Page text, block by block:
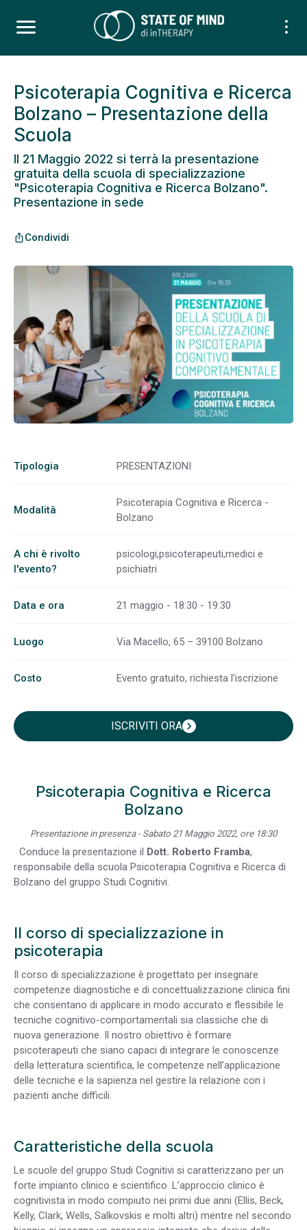
Psicoterapia Cognitiva e Ricerca
Bolzano – Presentazione della
Scuola
Il 21 Maggio 2022 si terrà la presentazione
gratuita della scuola di specializzazione
"Psicoterapia Cognitiva e Ricerca Bolzano".
Presentazione in sede
ios_shareCondividi
Tipologia PRESENTAZIONI
Modalità
Psicoterapia Cognitiva e Ricerca -
Bolzano
A chi è rivolto
l'evento?
psicologi,psicoterapeuti,medici e
psichiatri
Data e ora 21 maggio - 18:30 - 19:30
Luogo Via Macello, 65 – 39100 Bolzano
Costo Evento gratuito, richiesta l'iscrizione
ISCRIVITI ORAchevron_right
Psicoterapia Cognitiva e Ricerca
Bolzano
Presentazione in presenza - Sabato 21 Maggio 2022, ore 18:30
Conduce la presentazione il Dott. Roberto Framba,
responsabile della scuola Psicoterapia Cognitiva e Ricerca di
Bolzano del gruppo Studi Cognitivi.
Il corso di specializzazione in
psicoterapia
Il corso di specializzazione è progettato per insegnare
competenze diagnostiche e di concettualizzazione clinica fini
che consentano di applicare in modo accurato e flessibile le
tecniche cognitivo-comportamentali sia classiche che di
nuova generazione. Il nostro obiettivo è formare
psicoterapeuti che siano capaci di integrare le conoscenze
della letteratura scientifica, le competenze nell’applicazione
delle tecniche e la sapienza nel gestire la relazione con i
pazienti anche difficili.
Caratteristiche della scuola
Le scuole del gruppo Studi Cognitivi si caratterizzano per un
forte impianto clinico e scientifico. L’approccio clinico è
cognitivista in modo compiuto nei primi due anni (Ellis, Beck,
Kelly, Clark, Wells, Salkovskis e molti altri) mentre nel secondo